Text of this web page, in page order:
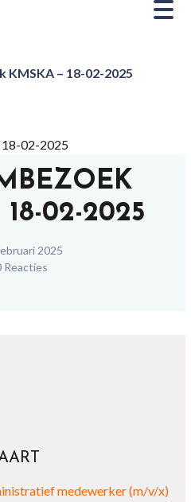
KMSKA – 18-02-2025
02-2025
2025
Reacties